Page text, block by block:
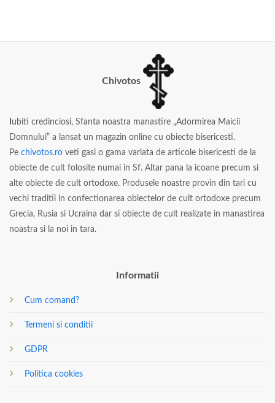
Chivotos
ubiti credinciosi, Sfanta noastra manastire „Adormirea Maicii
Domnului” a lansat un magazin online cu obiecte bisericesti.
Pe chivotos.ro veti gasi o gama variata de articole bisericesti de la
obiecte de cult folosite numai in Sf. Altar pana la icoane precum si
alte obiecte de cult ortodoxe. Produsele noastre provin din tari cu
vechi traditii in confectionarea obiectelor de cult ortodoxe precum
Grecia, Rusia si Ucraina dar si obiecte de cult realizate in manastirea
noastra si la noi in tara.
Informatii
Cum comand?
Termeni si conditii
GDPR
Politica cookies